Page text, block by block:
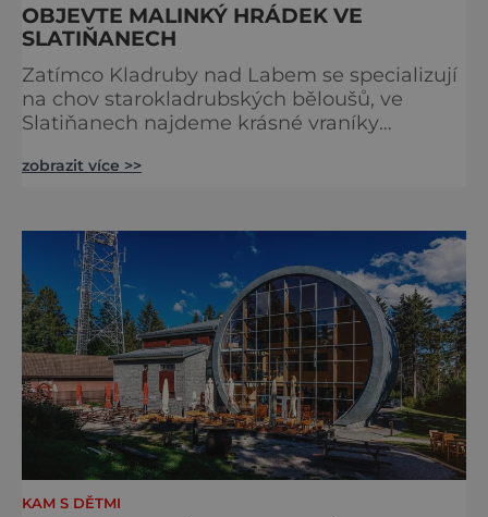
OBJEVTE MALINKÝ HRÁDEK VE
SLATIŇANECH
Zatímco Kladruby nad Labem se specializují
na chov starokladrubských běloušů, ve
Slatiňanech najdeme krásné vraníky
budově zámku se dozvíte více o chovu
některé exponáty připomínají využití koní ve
vojenství, dopravě, honech či dostizích.
[caption id="attachment_74515
zobrazit více >>
KAM S DĚTMI